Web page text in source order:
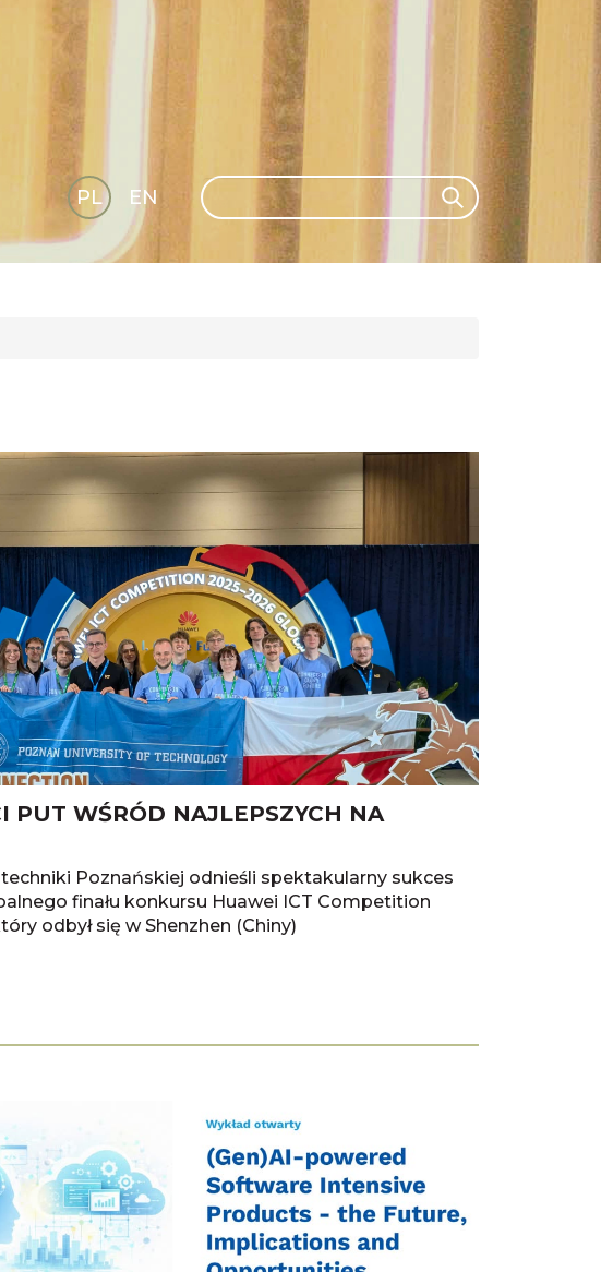
Search Search
PL
EN
GLI
SH
PUT WŚRÓD NAJLEPSZYCH NA
Poznańskiej odnieśli spektakularny sukces
finału konkursu Huawei ICT Competition
odbył się w Shenzhen (Chiny)